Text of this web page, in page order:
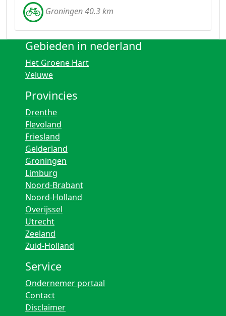
Groningen 40.3 km
Gebieden in nederland
Het Groene Hart
Veluwe
Provincies
Drenthe
Flevoland
Friesland
Gelderland
Groningen
Limburg
Noord-Brabant
Noord-Holland
Overijssel
Utrecht
Zeeland
Zuid-Holland
Service
Ondernemer portaal
Contact
Disclaimer